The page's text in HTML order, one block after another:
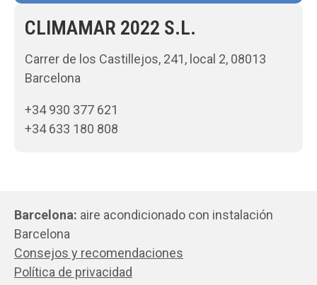
CLIMAMAR 2022 S.L.
Carrer de los Castillejos, 241, local 2, 08013
Barcelona
+34 930 377 621
+34 633 180 808
Barcelona: aire acondicionado con instalación
Barcelona
Consejos y recomendaciones
Política de privacidad